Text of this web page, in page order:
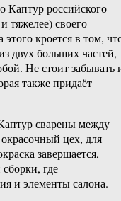
Каптур российского
тяжелее) своего
кроется в том,
двух больших частей,
Не стоит забывать
также придаёт
сварены между
цех, для
завершается,
где
и элементы салона.